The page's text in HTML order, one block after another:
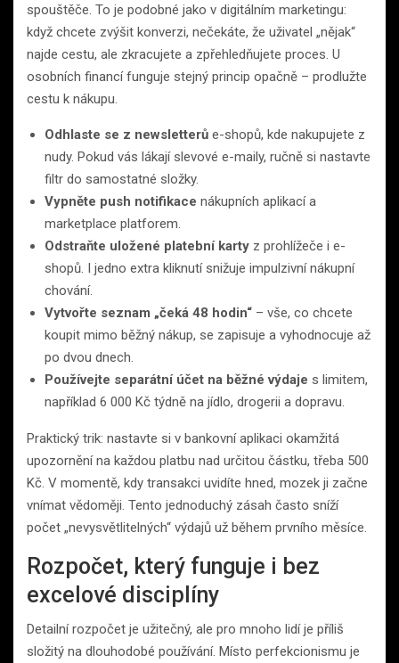
spouštěče. To je podobné jako v digitálním marketingu:
když chcete zvýšit konverzi, nečekáte, že uživatel „nějak“
najde cestu, ale zkracujete a zpřehledňujete proces. U
osobních financí funguje stejný princip opačně – prodlužte
cestu k nákupu.
Odhlaste se z newsletterů e-shopů, kde nakupujete z
nudy. Pokud vás lákají slevové e-maily, ručně si nastavte
filtr do samostatné složky.
Vypněte push notifikace nákupních aplikací a
marketplace platforem.
Odstraňte uložené platební karty z prohlížeče i e-
shopů. I jedno extra kliknutí snižuje impulzivní nákupní
chování.
Vytvořte seznam „čeká 48 hodin“ – vše, co chcete
koupit mimo běžný nákup, se zapisuje a vyhodnocuje až
po dvou dnech.
Používejte separátní účet na běžné výdaje s limitem,
například 6 000 Kč týdně na jídlo, drogerii a dopravu.
Praktický trik: nastavte si v bankovní aplikaci okamžitá
upozornění na každou platbu nad určitou částku, třeba 500
Kč. V momentě, kdy transakci uvidíte hned, mozek ji začne
vnímat vědoměji. Tento jednoduchý zásah často sníží
počet „nevysvětlitelných“ výdajů už během prvního měsíce.
Rozpočet, který funguje i bez
excelové disciplíny
Detailní rozpočet je užitečný, ale pro mnoho lidí je příliš
složitý na dlouhodobé používání. Místo perfekcionismu je